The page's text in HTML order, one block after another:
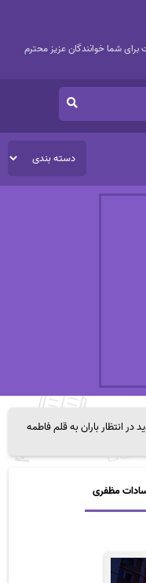
شما خوانندگان عزیز محترم
انتظار باران به قلم فاطمه
سادات مظفری